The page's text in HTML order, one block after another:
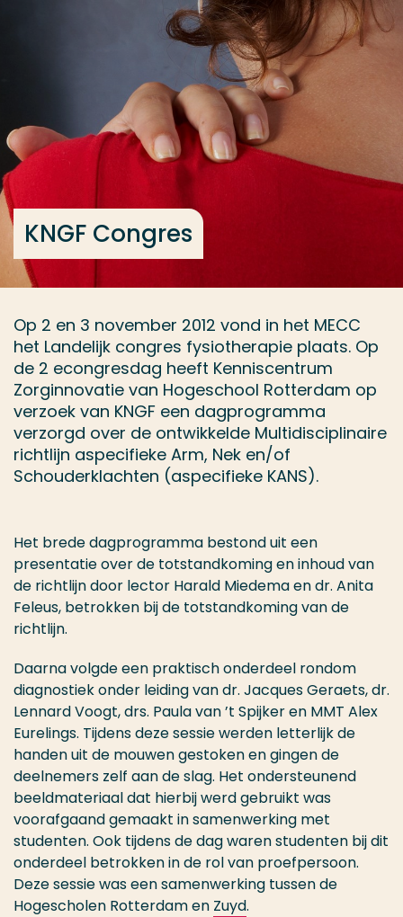
Ga direct naar de content
KNGF Congres
Op 2 en 3 november 2012 vond in het MECC
het Landelijk congres fysiotherapie plaats. Op
de 2 econgresdag heeft Kenniscentrum
Zorginnovatie van Hogeschool Rotterdam op
verzoek van KNGF een dagprogramma
verzorgd over de ontwikkelde Multidisciplinaire
richtlijn aspecifieke Arm, Nek en/of
Schouderklachten (aspecifieke KANS).
Het brede dagprogramma bestond uit een
presentatie over de totstandkoming en inhoud van
de richtlijn door lector Harald Miedema en dr. Anita
Feleus, betrokken bij de totstandkoming van de
richtlijn.
Daarna volgde een praktisch onderdeel rondom
diagnostiek onder leiding van dr. Jacques Geraets, dr.
Lennard Voogt, drs. Paula van ’t Spijker en MMT Alex
Eurelings. Tijdens deze sessie werden letterlijk de
handen uit de mouwen gestoken en gingen de
deelnemers zelf aan de slag. Het ondersteunend
beeldmateriaal dat hierbij werd gebruikt was
voorafgaand gemaakt in samenwerking met
studenten. Ook tijdens de dag waren studenten bij dit
onderdeel betrokken in de rol van proefpersoon.
Deze sessie was een samenwerking tussen de
Hogescholen Rotterdam en Zuyd.
Veel gezocht
Opleiding